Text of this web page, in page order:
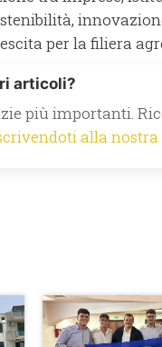
per la filiera
articoli?
più importanti.
alla nostra